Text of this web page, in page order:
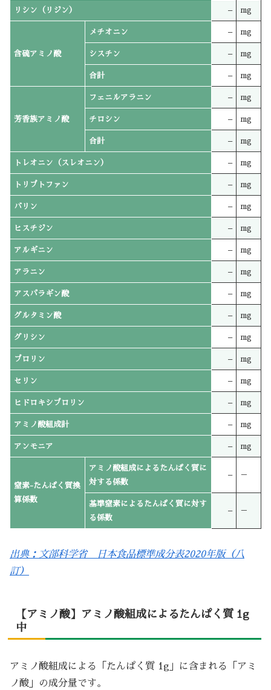
リシン（リジン） – mg
含硫アミノ酸
メチオニン – mg
シスチン – mg
合計 – mg
芳香族アミノ酸
フェニルアラニン – mg
チロシン – mg
合計 – mg
トレオニン（スレオニン） – mg
トリプトファン – mg
バリン – mg
ヒスチジン – mg
アルギニン – mg
アラニン – mg
アスパラギン酸 – mg
グルタミン酸 – mg
グリシン – mg
プロリン – mg
セリン – mg
ヒドロキシプロリン – mg
アミノ酸組成計 – mg
アンモニア – mg
窒素-たんぱく質換
算係数
アミノ酸組成によるたんぱく質に
対する係数
– －
基準窒素によるたんぱく質に対す
る係数
– －
出典：文部科学省 日本食品標準成分表2020年版（八
訂）
【アミノ酸】アミノ酸組成によるたんぱく質 1g
中
アミノ酸組成による「たんぱく質 1g」に含まれる「アミ
ノ酸」の成分量です。